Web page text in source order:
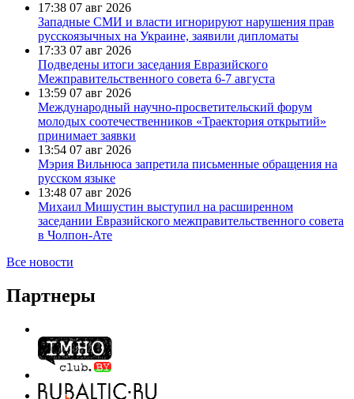
17:38 07 авг 2026
Западные СМИ и власти игнорируют нарушения прав
русскоязычных на Украине, заявили дипломаты
17:33 07 авг 2026
Подведены итоги заседания Евразийского
Межправительственного совета 6-7 августа
13:59 07 авг 2026
Международный научно-просветительский форум
молодых соотечественников «Траектория открытий»
принимает заявки
13:54 07 авг 2026
Мэрия Вильнюса запретила письменные обращения на
русском языке
13:48 07 авг 2026
Михаил Мишустин выступил на расширенном
заседании Евразийского межправительственного совета
в Чолпон-Ате
Все новости
Партнеры